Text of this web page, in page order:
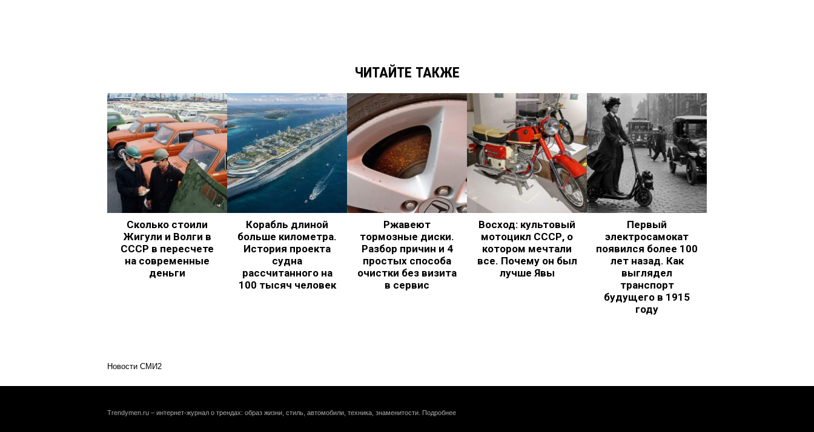
ЧИТАЙТЕ ТАКЖЕ
Сколько стоили
Жигули и Волги в
СССР в пересчете
на современные
деньги
Корабль длиной
больше километра.
История проекта
судна
рассчитанного на
100 тысяч человек
Ржавеют
тормозные диски.
Разбор причин и 4
простых способа
очистки без визита
в сервис
Восход: культовый
мотоцикл СССР, о
котором мечтали
все. Почему он был
лучше Явы
Первый
электросамокат
появился более 100
лет назад. Как
выглядел
транспорт
будущего в 1915
году
Новости СМИ2
Trendymen.ru – интернет-журнал о трендах: образ жизни, стиль, автомобили, техника, знаменитости. Подробнее